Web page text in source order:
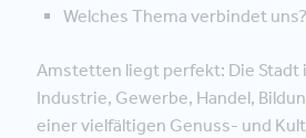
Welches Thema verbindet uns?
Amstetten liegt perfekt: Die Stadt
Industrie, Gewerbe, Handel,
einer vielfältigen Genuss- und